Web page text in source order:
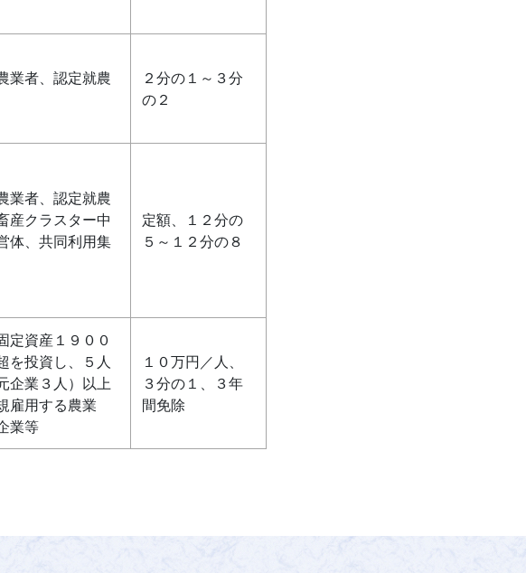
業者、認定就農
２分の１～３分
の２
業者、認定就農
産クラスター中
体、共同利用集
定額、１２分の
５～１２分の８
定資産１９００
を投資し、５人
企業３人）以上
雇用する農業
業等
１０万円／人、
３分の１、３年
間免除